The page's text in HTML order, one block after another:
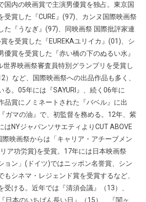
国内の映画賞で主演男優賞を独占。東京国
受賞した『CURE』(97)、カンヌ国際映画祭
た『うなぎ』(97)、同映画祭 国際批評家連
を受賞した『EUREKAユリイカ』(01)、シ
優賞を受賞した『赤い橋の下のぬるい水』
界映画祭審査員特別グランプリを受賞し
）など、国際映画祭への出品作品も多く、
る。05年には『SAYURI』、続く06年に
品賞にノミネートされた『バベル』に出
ガマの油』で、初監督を務める。12年、紫
はNYジャパンソサエティよりCUT ABOVE
映画祭からは「キャリア・アチーブメン
ア功労賞)を受賞。17年には日本映画祭
ョン」(ドイツ)ではニッポン名誉賞、シン
もシネマ・レジェンド賞を受賞するなど、
受ける。近年では『清須会議』（13）、
日本のいちばん長い日』（15）、『関ヶ